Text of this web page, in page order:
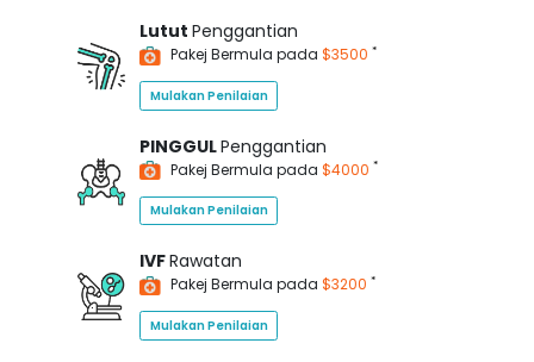
Lutut Penggantian
Pakej Bermula pada $3500 *
Mulakan Penilaian
PINGGULPenggantian
Pakej Bermula pada $4000 *
Mulakan Penilaian
IVFRawatan
Pakej Bermula pada $3200 *
Mulakan Penilaian